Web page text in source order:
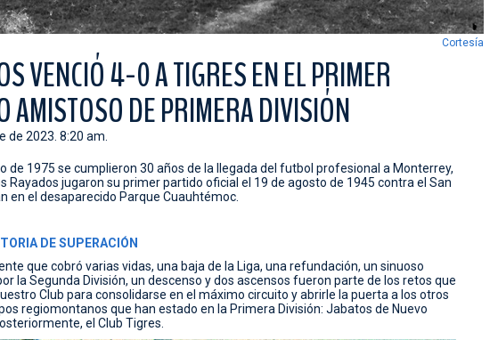
Cortesía
VENCIÓ 4-0 A TIGRES EN EL PRIMER
AMISTOSO DE PRIMERA DIVISIÓN
de 2023. 8:20 am.
de 1975 se cumplieron 30 años de la llegada del futbol profesional a Monterrey,
Rayados jugaron su primer partido oficial el 19 de agosto de 1945 contra el San
en el desaparecido Parque Cuauhtémoc.
DE SUPERACIÓN
que cobró varias vidas, una baja de la Liga, una refundación, un sinuoso
la Segunda División, un descenso y dos ascensos fueron parte de los retos que
Club para consolidarse en el máximo circuito y abrirle la puerta a los otros
regiomontanos que han estado en la Primera División: Jabatos de Nuevo
el Club Tigres.